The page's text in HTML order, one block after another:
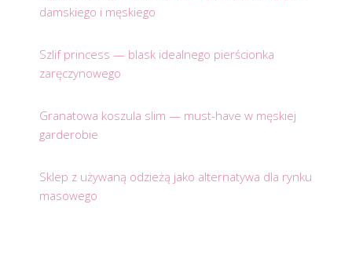
damskiego i męskiego
Szlif princess — blask idealnego pierścionka
zaręczynowego
Granatowa koszula slim — must-have w męskiej
garderobie
Sklep z używaną odzieżą jako alternatywa dla rynku
masowego